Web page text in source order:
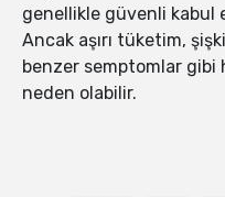
genellikle güvenli kabul
Ancak aşırı tüketim,
benzer semptomlar
neden olabilir.